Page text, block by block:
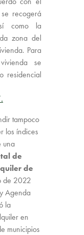
recogerá
como la
zona del
Para
se
residencial
tampoco
los índices
una
de
de
de 2022
Agenda
la
en
municipios